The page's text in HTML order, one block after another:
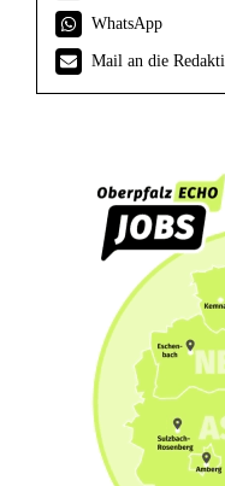
WhatsApp
Mail an die